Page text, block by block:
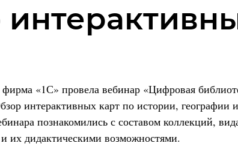
фирма «1С» провела вебинар «Цифровая
интерактивных карт по истории,
познакомились с составом коллекций,
их дидактическими возможностями.